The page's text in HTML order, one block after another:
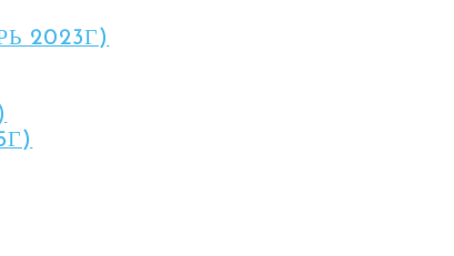
2023Г)